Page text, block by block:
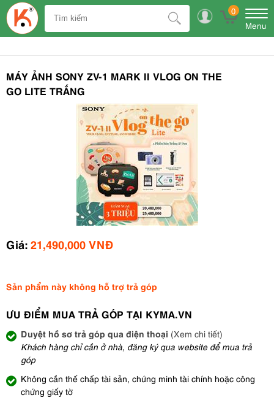
0
Menu
MÁY ẢNH SONY ZV-1 MARK II VLOG ON THE
GO LITE TRẮNG
Giá: 21,490,000 VNĐ
Sản phẩm này không hỗ trợ trả góp
ƯU ĐIỂM MUA TRẢ GÓP TẠI KYMA.VN
Duyệt hồ sơ trả góp qua điện thoại (Xem chi tiết)
Khách hàng chỉ cần ở nhà, đăng ký qua website để mua trả
góp
Không cần thế chấp tài sản, chứng minh tài chính hoặc công
chứng giấy tờ